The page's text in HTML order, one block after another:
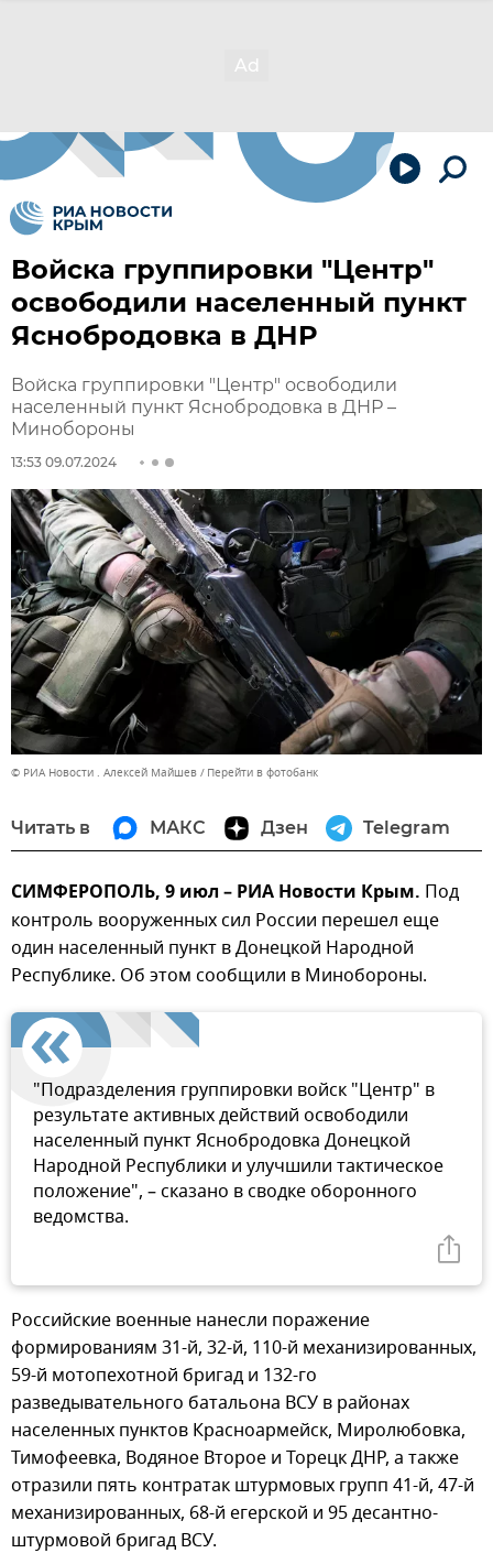
Войска группировки "Центр"
освободили населенный пункт
Яснобродовка в ДНР
Войска группировки "Центр" освободили
населенный пункт Яснобродовка в ДНР –
Минобороны
13:53 09.07.2024
© РИА Новости . Алексей Майшев Перейти в фотобанк
Читать в МАКС Дзен Telegram
СИМФЕРОПОЛЬ, 9 июл – РИА Новости Крым. Под
контроль вооруженных сил России перешел еще
один населенный пункт в Донецкой Народной
Республике. Об этом сообщили в Минобороны.
"Подразделения группировки войск "Центр" в
результате активных действий освободили
населенный пункт Яснобродовка Донецкой
Народной Республики и улучшили тактическое
положение", – сказано в сводке оборонного
ведомства.
Российские военные нанесли поражение
формированиям 31-й, 32-й, 110-й механизированных,
59-й мотопехотной бригад и 132-го
разведывательного батальона ВСУ в районах
населенных пунктов Красноармейск, Миролюбовка,
Тимофеевка, Водяное Второе и Торецк ДНР, а также
отразили пять контратак штурмовых групп 41-й, 47-й
механизированных, 68-й егерской и 95 десантно-
штурмовой бригад ВСУ.